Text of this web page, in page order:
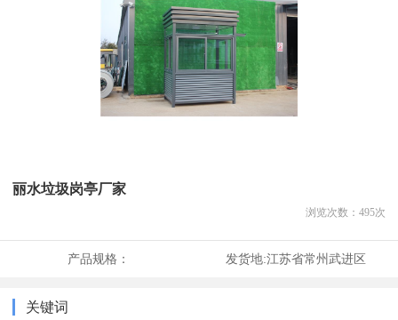
丽水垃圾岗亭厂家
浏览次数： 495次
产品规格： 发货地:江苏省常州武进区
关键词